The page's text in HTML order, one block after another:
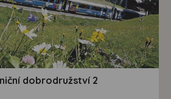
dobrodružství 2